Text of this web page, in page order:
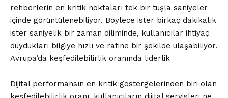
rehberlerin en kritik noktaları tek bir tuşla saniyeler
içinde görüntülenebiliyor. Böylece ister birkaç dakikalık
ister saniyelik bir zaman diliminde, kullanıcılar ihtiyaç
duydukları bilgiye hızlı ve rafine bir şekilde ulaşabiliyor.
Avrupa’da keşfedilebilirlik oranında liderlik
Dijital performansın en kritik göstergelerinden biri olan